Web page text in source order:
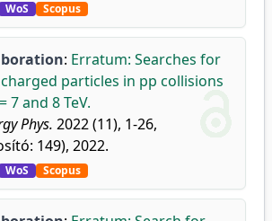
WoS Scopus
: Erratum: Searches for
particles in pp collisions
7 and 8 TeV.
Phys. 2022 (11), 1-26,
149), 2022.
WoS Scopus